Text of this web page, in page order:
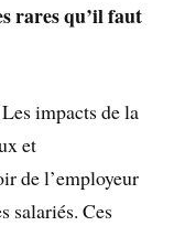
rares qu’il faut
impacts de la
et
de l’employeur
salariés. Ces